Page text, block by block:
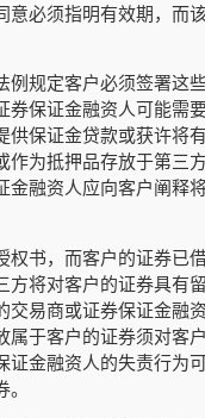
意必须指明有效期，而
例规定客户必须签署这
券保证金融资人可能需
供保证金贷款或获许将
作为抵押品存放于第三
金融资人应向客户阐释
权书，而客户的证券已
方将对客户的证券具有
交易商或证券保证金融
属于客户的证券须对客
证金融资人的失责行为